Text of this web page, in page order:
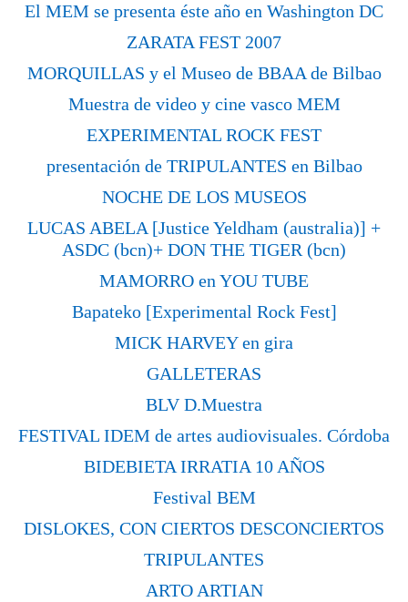
El MEM se presenta éste año en Washington DC
ZARATA FEST 2007
MORQUILLAS y el Museo de BBAA de Bilbao
Muestra de video y cine vasco MEM
EXPERIMENTAL ROCK FEST
presentación de TRIPULANTES en Bilbao
NOCHE DE LOS MUSEOS
LUCAS ABELA [Justice Yeldham (australia)] +
ASDC (bcn)+ DON THE TIGER (bcn)
MAMORRO en YOU TUBE
Bapateko [Experimental Rock Fest]
MICK HARVEY en gira
GALLETERAS
BLV D.Muestra
FESTIVAL IDEM de artes audiovisuales. Córdoba
BIDEBIETA IRRATIA 10 AÑOS
Festival BEM
DISLOKES, CON CIERTOS DESCONCIERTOS
TRIPULANTES
ARTO ARTIAN